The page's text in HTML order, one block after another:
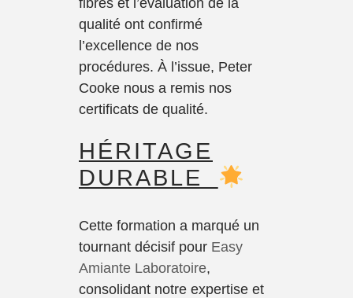
qualité ont confirmé
l’excellence de nos
procédures. À l’issue, Peter
Cooke nous a remis nos
certificats de qualité.
HÉRITAGE
DURABLE
Cette formation a marqué un
tournant décisif pour Easy
Amiante Laboratoire,
consolidant notre expertise et